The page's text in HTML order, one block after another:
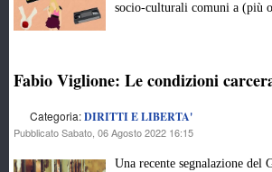
socio-culturali comuni a
Fabio Viglione: Le condizioni
Categoria:DIRITTI E LIBERTA'
Pubblicato Sabato, 06 Agosto 2022 16:15
Una recente segnalazione del